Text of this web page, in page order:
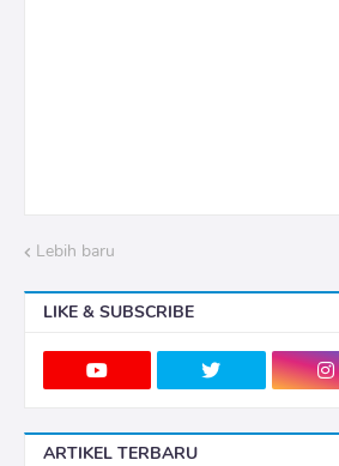
Lebih baru
LIKE & SUBSCRIBE
ARTIKEL TERBARU